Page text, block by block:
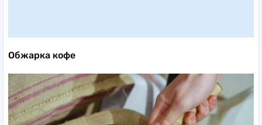
Обжарка кофе